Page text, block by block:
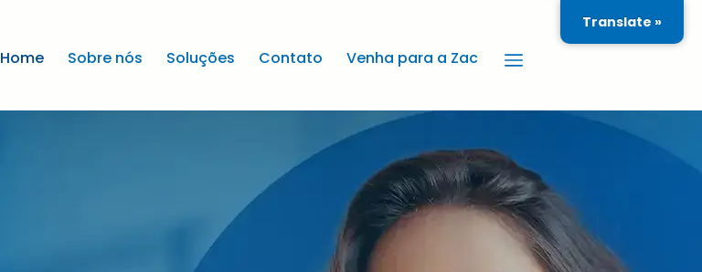
Home Sobre nós Soluções Contato Venha para a Zac
Translate »